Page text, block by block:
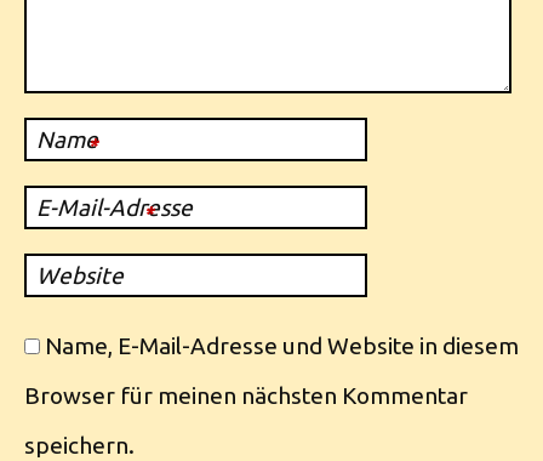
Name
*
E-Mail-Adresse
*
Website
Name, E-Mail-Adresse und Website in diesem
Browser für meinen nächsten Kommentar
speichern.